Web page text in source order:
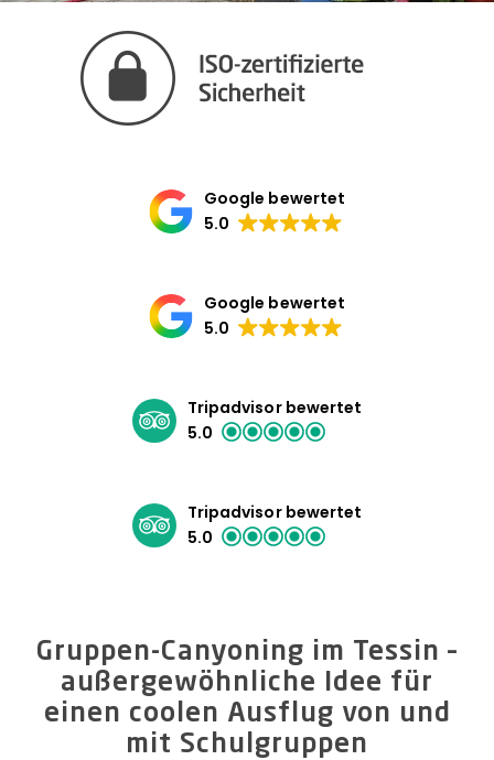
Google bewertet
5.0
Google bewertet
5.0
Tripadvisor bewertet
5.0
Tripadvisor bewertet
5.0
Gruppen-Canyoning im Tessin –
außergewöhnliche Idee für
einen coolen Ausflug von und
mit Schulgruppen